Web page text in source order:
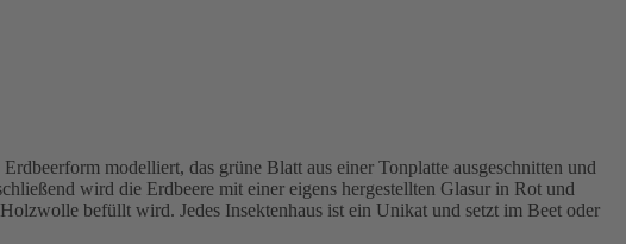
modelliert, das grüne Blatt aus einer Tonplatte ausgeschnitten und
wird die Erdbeere mit einer eigens hergestellten Glasur in Rot und
befüllt wird. Jedes Insektenhaus ist ein Unikat und setzt im Beet oder